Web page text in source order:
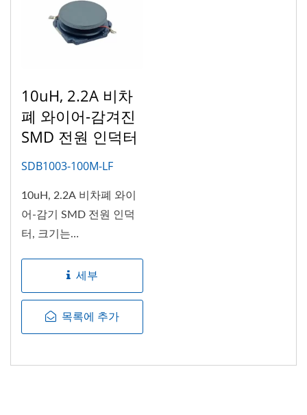
10uH, 2.2A 비차
폐 와이어-감겨진
SMD 전원 인덕터
SDB1003-100M-LF
10uH, 2.2A 비차폐 와이
어-감기 SMD 전원 인덕
터, 크기는
세부
목록에 추가